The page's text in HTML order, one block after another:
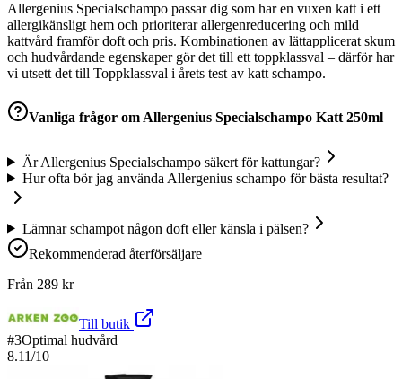
Allergenius Specialschampo passar dig som har en vuxen katt i ett
allergikänsligt hem och prioriterar allergenreducering och mild
kattvård framför doft och pris. Kombinationen av lättapplicerat skum
och hudvårdande egenskaper gör det till ett toppklassval – därför har
vi utsett det till Toppklassval i årets test av katt schampo.
Vanliga frågor om Allergenius Specialschampo Katt 250ml
Är Allergenius Specialschampo säkert för kattungar?
Hur ofta bör jag använda Allergenius schampo för bästa resultat?
Lämnar schampot någon doft eller känsla i pälsen?
Rekommenderad återförsäljare
Från 289 kr
Till butik
#3Optimal hudvård
8.11/10